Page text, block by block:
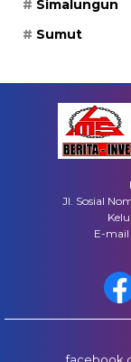
Simalungun
Sumut
Jl. Sosial
E-